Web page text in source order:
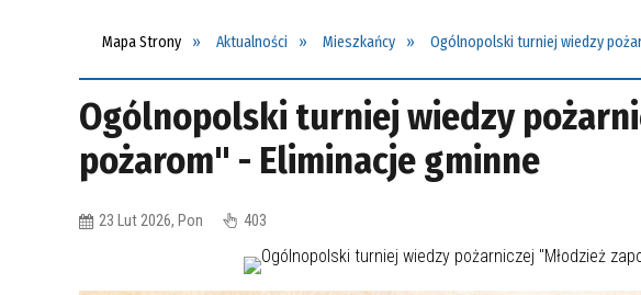
Mapa Strony Aktualności Mieszkańcy Ogólnopolski turniej wiedzy
Ogólnopolski turniej wiedzy
pożarom" - Eliminacje gminne
23 Lut 2026, Pon 403